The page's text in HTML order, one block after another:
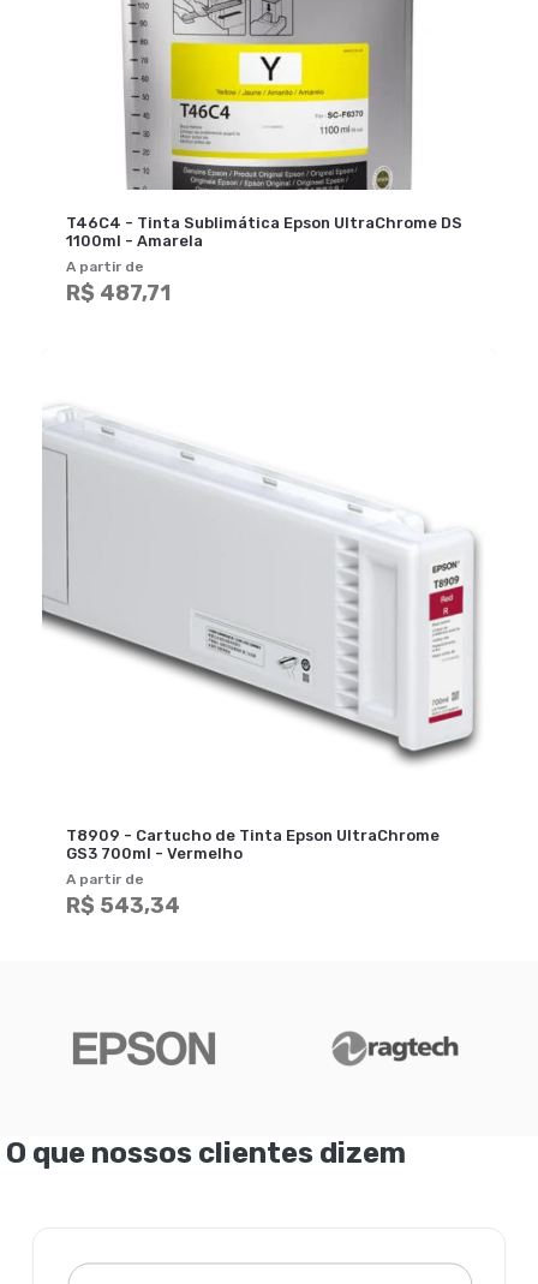
T46C4 - Tinta Sublimática Epson UltraChrome DS
1100ml - Amarela
A partir de
R$ 487,71
T8909 - Cartucho de Tinta Epson UltraChrome
GS3 700ml - Vermelho
A partir de
R$ 543,34
O que nossos clientes dizem